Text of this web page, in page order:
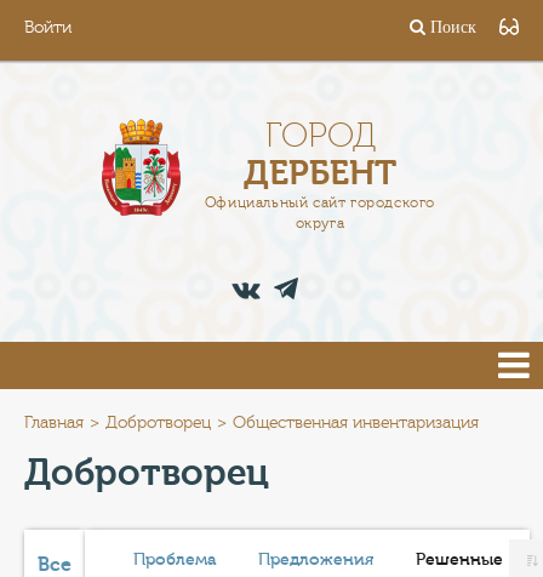
Войти Поиск
ГОРОД
ДЕРБЕНТ
Официальный сайт городского
округа
АДМИНИСТРАЦИЯ
ПРЕСС-ЦЕНТР
ТУРИСТАМ
Главная Добротворец Общественная инвентаризация
Добротворец
Все Проблема Предложения Решенные